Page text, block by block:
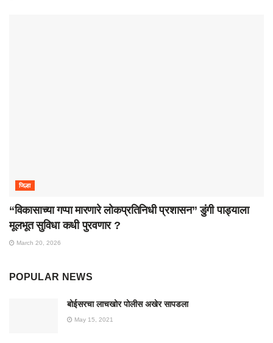
जिल्हा
“विकासाच्या गप्पा मारणारे लोकप्रतिनिधी प्रशासन” डुंगी पाड्याला
मूलभूत सुविधा कधी पुरवणार ?
March 20, 2026
POPULAR NEWS
बोईसरचा लाचखोर पोलीस अखेर सापडला
May 15, 2021